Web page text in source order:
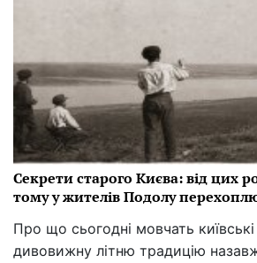
Секрети старого Києва: від цих
тому у жителів Подолу
Про що сьогодні мовчать
дивовижну літню традицію